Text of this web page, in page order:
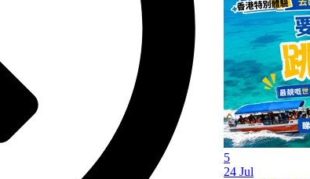
5
24 Jul